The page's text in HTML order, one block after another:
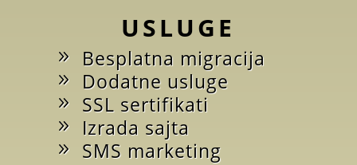
USLUGE
Besplatna migracija
Dodatne usluge
SSL sertifikati
Izrada sajta
SMS marketing